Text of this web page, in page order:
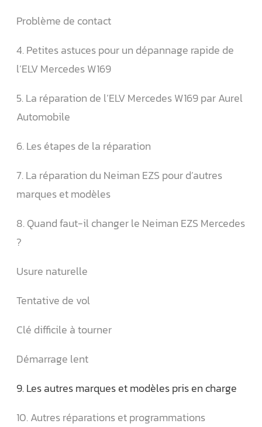
Problème de contact
4. Petites astuces pour un dépannage rapide de
l’ELV Mercedes W169
5. La réparation de l’ELV Mercedes W169 par Aurel
Automobile
6. Les étapes de la réparation
7. La réparation du Neiman EZS pour d’autres
marques et modèles
8. Quand faut-il changer le Neiman EZS Mercedes
?
Usure naturelle
Tentative de vol
Clé difficile à tourner
Démarrage lent
9. Les autres marques et modèles pris en charge
10. Autres réparations et programmations